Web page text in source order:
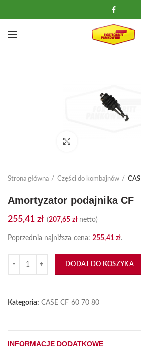
Strona główna Części do kombajnów
Amortyzator podajnika CF
255,41 zł (207,65 złnetto)
Poprzednia najniższa cena: 255,41 zł.
DODAJ DO KOSZYKA
Kategoria: CASE CF 60 70 80
INFORMACJE DODATKOWE